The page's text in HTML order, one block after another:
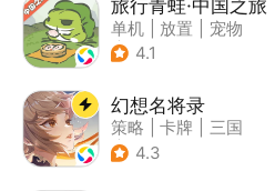
旅行青蛙·中国之旅
单机 放置
宠物
| 中国风
4.1
幻想名将录
策略 卡牌
三国
| 中国风
4.3